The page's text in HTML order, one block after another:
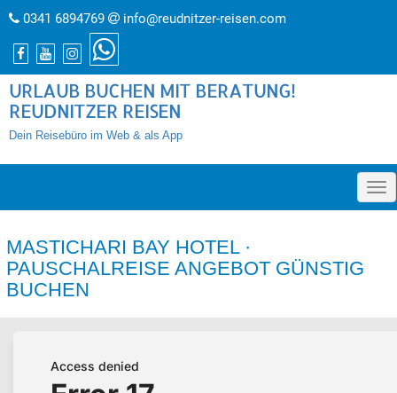
0341 6894769 info@reudnitzer-reisen.com
URLAUB BUCHEN MIT BERATUNG!
REUDNITZER REISEN
Dein Reisebüro im Web & als App
»
MASTICHARI BAY HOTEL ·
PAUSCHALREISE ANGEBOT GÜNSTIG
BUCHEN